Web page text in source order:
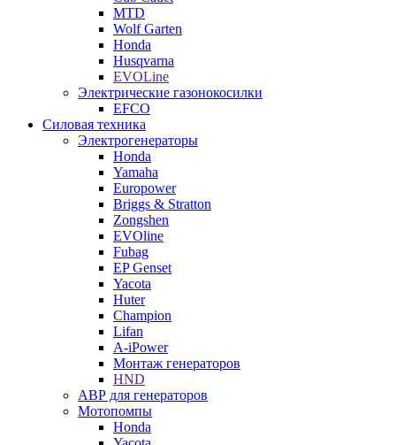
MTD
Wolf Garten
Honda
Husqvarna
EVOLine
Электрические газонокосилки
EFCO
Силовая техника
Электрогенераторы
Honda
Yamaha
Europower
Briggs & Stratton
Zongshen
EVOline
Fubag
EP Genset
Yacota
Huter
Champion
Lifan
A-iPower
Монтаж генераторов
HND
АВР для генераторов
Мотопомпы
Honda